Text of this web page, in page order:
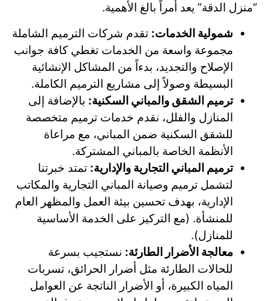
“منزل الدقة” يعد أمراً بالغ الأهمية.
شمولية الخدمات: تقدم شركات الترميم الشاملة
مجموعة واسعة من الخدمات تغطي كافة جوانب
الإصلاح والتجديد، بدءاً من المشاكل الإنشائية
البسيطة وصولاً إلى مشاريع الترميم الكاملة.
ترميم الشقق والمباني السكنية: بالإضافة إلى
المنازل والفلل، نقدم خدمات ترميم متخصصة
للشقق السكنية ضمن المباني، مع مراعاة
الأنظمة الخاصة بالمباني المشتركة.
ترميم المباني التجارية والإدارية: تمتد خبرتنا
لتشمل ترميم وصيانة المباني التجارية والمكاتب
الإدارية، بهدف تحسين بيئة العمل والمظهر العام
للمنشأة. (مع التركيز على الخدمة الأساسية
للمنازل).
معالجة الأضرار الطارئة: نستجيب بسرعة
للحالات الطارئة مثل أضرار الحرائق، تسربات
المياه الكبيرة، أو الأضرار الناتجة عن العوامل